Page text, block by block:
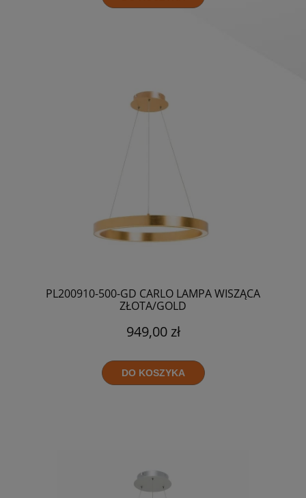
PL200910-500-GD CARLO LAMPA WISZĄCA
ZŁOTA/GOLD
949,00 zł
DO KOSZYKA